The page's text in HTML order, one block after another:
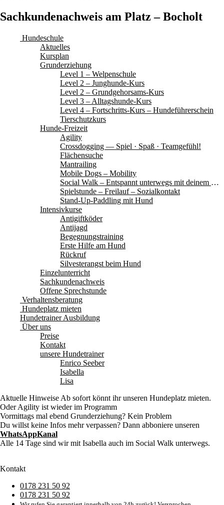
Sachkundenachweis am Platz – Bocholt
Hundeschule
Aktuelles
Kursplan
Grunderziehung
Level 1 – Welpenschule
Level 2 – Junghunde-Kurs
Level 2 – Grundgehorsams-Kurs
Level 3 – Alltagshunde-Kurs
Level 4 – Fortschritts-Kurs – Hundeführerschein
Tierschutzkurs
Hunde-Freizeit
Agility
Crossdogging — Spiel · Spaß · Teamgefühl!
Flächensuche
Mantrailing
Mobile Dogs – Mobility
Social Walk – Entspannt unterwegs mit deinem Hund
Spielstunde – Freilauf – Sozialkontakt
Stand-Up-Paddling mit Hund
Intensivkurse
Antigiftköder
Antijagd
Begegnungstraining
Erste Hilfe am Hund
Rückruf
Silvesterangst beim Hund
Einzelunterricht
Sachkundenachweis
Offene Sprechstunde
Verhaltensberatung
Hundeplatz mieten
Hundetrainer Ausbildung
Über uns
Preise
Kontakt
unsere Hundetrainer
Enrico Seeber
Isabella
Lisa
Aktuelle Hinweise Ab sofort könnt ihr unseren Hundeplatz mieten.
Oder Agility ist wieder im Programm
Vormittags mal ebend Grunderziehung? Kein Problem
Du willst keine Infos mehr verpassen? Dann abboniere unseren
WhatsAppKanal
Alle 14 Tage sind wir mit Isabella auch im Social Walk unterwegs.
Kontakt
0178 231 50 92
0178 231 50 92